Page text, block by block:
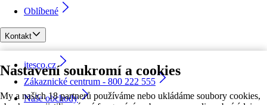
Nastavení soukromí a cookies
My a našich 18 partnerů používáme nebo ukládáme soubory cookies,
Oblíbené
Kontakt
itesco.cz
Zákaznické centrum - 800 222 555
Naše obchody